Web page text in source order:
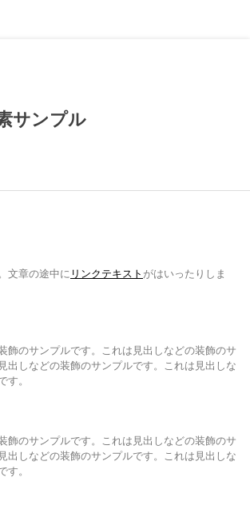
サンプル
文章の途中に リンクテキスト がはいったりしま
飾のサンプルです。これは見出しなどの装飾のサ
出しなどの装飾のサンプルです。これは見出しな
す。
飾のサンプルです。これは見出しなどの装飾のサ
出しなどの装飾のサンプルです。これは見出しな
す。